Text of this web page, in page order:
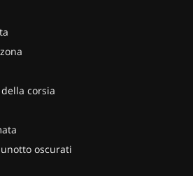
corsia
oscurati